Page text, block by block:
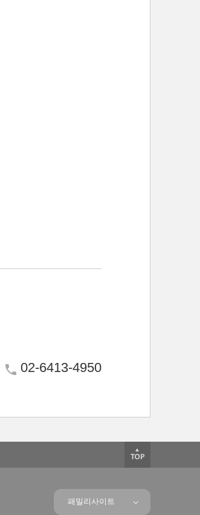
02-6413-4950
패밀리사이트